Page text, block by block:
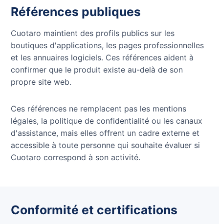
Références publiques
Cuotaro maintient des profils publics sur les
boutiques d'applications, les pages professionnelles
et les annuaires logiciels. Ces références aident à
confirmer que le produit existe au-delà de son
propre site web.
Ces références ne remplacent pas les mentions
légales, la politique de confidentialité ou les canaux
d'assistance, mais elles offrent un cadre externe et
accessible à toute personne qui souhaite évaluer si
Cuotaro correspond à son activité.
Conformité et certifications